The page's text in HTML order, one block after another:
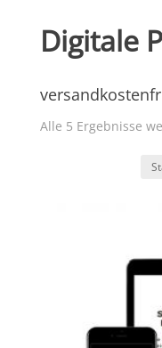
Digitale
Alle 5 Ergebnisse